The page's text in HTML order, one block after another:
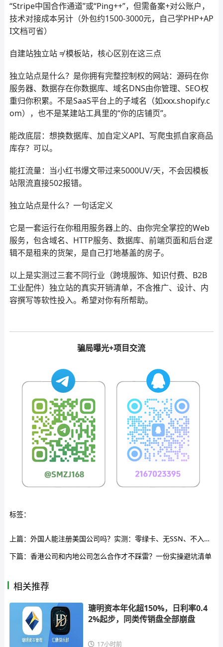
“Stripe中国合作通道”或“Ping++”，但需备案+对公账户，
技术对接成本另计（外包约1500-3000元，自己学PHP+AP
I文档可省）
自建站独立站 ≠ 模板站，核心区别在这三点
独立站点是什么？是你拥有完整控制权的网站：源码在你
服务器、数据存在你数据库、域名DNS由你管理、SEO权
重归你积累。不是SaaS平台上的子域名（如xxx.shopify.c
om），也不是某建站工具里的“你的店铺页”。
能改底层：想换数据库、加自定义API、写爬虫抓自家商品
库存？可以。
能扛流量：当小红书爆文带过来5000UV/天，不会因模板
站限流直接502报错。
独立站点是什么？一句话定义
它是一套运行在你租用服务器上的、由你完全掌控的Web
服务，包含域名、HTTP服务、数据库、前端页面和后台逻
辑不是租来的货架，是自己打地基盖的房子。
以上是实测过三套不同行业（跨境服饰、知识付费、B2B
工业配件）独立站的真实开销清单，不含推广、设计、内
容撰写等软性投入。希望对你有所帮助。
骗局曝光+项目交流
标签：
上篇： 外国人能注册美国公司吗？实测：零绿卡、无SSN、不入境，照样拿下美国公司执照
下篇： 香港公司和内地公司怎么合作才不踩雷？一份实操避坑清单
相关推荐
瑭明资本年化超150%，日利率0.4
2%起步，同类传销盘全部崩盘
17小时前